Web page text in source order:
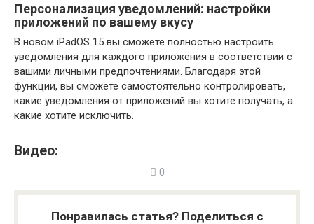
Персонализация уведомлений: настройки
приложений по вашему вкусу
В новом iPadOS 15 вы сможете полностью настроить
уведомления для каждого приложения в соответствии с
вашими личными предпочтениями. Благодаря этой
функции, вы сможете самостоятельно контролировать,
какие уведомления от приложений вы хотите получать, а
какие хотите исключить.
Видео:
0
Понравилась статья? Поделиться с